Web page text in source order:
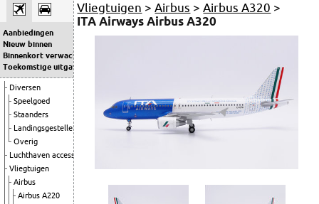
Aanbiedingen
Nieuw binnen
Binnenkort verwacht
Toekomstige uitgaven
Diversen
Speelgoed
Staanders
Landingsgestellen
Overig
Luchthaven accessoires
Vliegtuigen
Airbus
Airbus A220
Vliegtuigen >Airbus >Airbus A320 >
ITA Airways Airbus A320